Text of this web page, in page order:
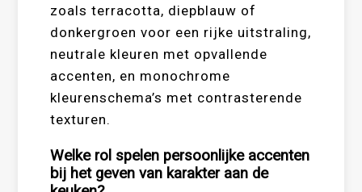
zoals terracotta, diepblauw of
donkergroen voor een rijke uitstraling,
neutrale kleuren met opvallende
accenten, en monochrome
kleurenschema’s met contrasterende
texturen.
Welke rol spelen persoonlijke accenten
bij het geven van karakter aan de